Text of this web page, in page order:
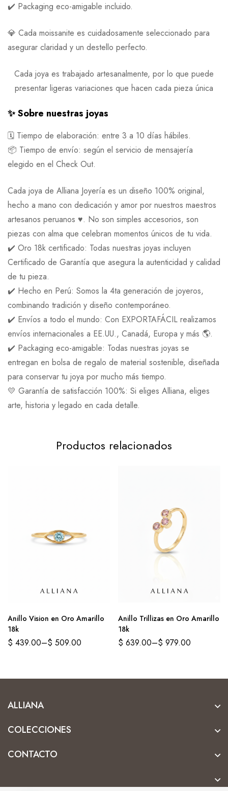
✔️ Packaging eco-amigable incluido.
💎 Cada moissanite es cuidadosamente seleccionado para
asegurar claridad y un destello perfecto.
Cada joya es trabajado artesanalmente, por lo que puede
presentar ligeras variaciones que hacen cada pieza única
✨ Sobre nuestras joyas
🗓 Tiempo de elaboración: entre 3 a 10 días hábiles.
📦 Tiempo de envío: según el servicio de mensajería
elegido en el Check Out.
Cada joya de Alliana Joyería es un diseño 100% original,
hecho a mano con dedicación y amor por nuestros maestros
artesanos peruanos ♥️. No son simples accesorios, son
piezas con alma que celebran momentos únicos de tu vida.
✔️ Oro 18k certificado: Todas nuestras joyas incluyen
Certificado de Garantía que asegura la autenticidad y calidad
de tu pieza.
✔️ Hecho en Perú: Somos la 4ta generación de joyeros,
combinando tradición y diseño contemporáneo.
✔️ Envíos a todo el mundo: Con EXPORTAFÁCIL realizamos
envíos internacionales a EE.UU., Canadá, Europa y más 🌎.
✔️ Packaging eco-amigable: Todas nuestras joyas se
entregan en bolsa de regalo de material sostenible, diseñada
para conservar tu joya por mucho más tiempo.
💛 Garantía de satisfacción 100%: Si eliges Alliana, eliges
arte, historia y legado en cada detalle.
Productos relacionados
Anillo Vision en Oro Amarillo
18k
$ 439.00–$ 509.00
Anillo Trillizas en Oro Amarillo
18k
$ 639.00–$ 979.00
ALLIANA
COLECCIONES
CONTACTO